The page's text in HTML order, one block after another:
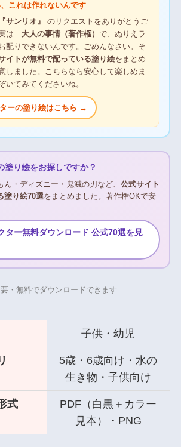
これは作れないんです
サンリオ』
のリクエストをありがとうご
は…大人の事情（著作権） で、ぬりえラ
配りできないんです。ごめんなさい。そ
イトが無料で配っている塗り絵をまとめ
しました。こちらなら安心して楽しめま
いてみてくださいね。
ーの塗り絵はこちら →
塗り絵をお探しですか？
・ディズニー・鬼滅の刃など、 公式サイト
塗り絵70選をまとめました。著作権OKで安
ター無料ダウンロード 公式70選を見
・無料でダウンロードできます
子供・幼児
5歳・6歳向け・水の
生き物・子供向け
式
PDF（白黒＋カラー
見本）・PNG